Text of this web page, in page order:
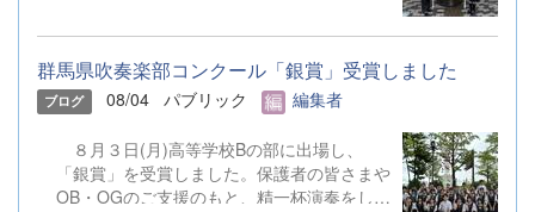
群馬県吹奏楽部コンクール「銀賞」受賞しました
ブログ 08/04 パブリック 編集者
８月３日(月)高等学校Bの部に出場し、
「銀賞」を受賞しました。保護者の皆さまや
OB・OGのご支援のもと、精一杯演奏をして